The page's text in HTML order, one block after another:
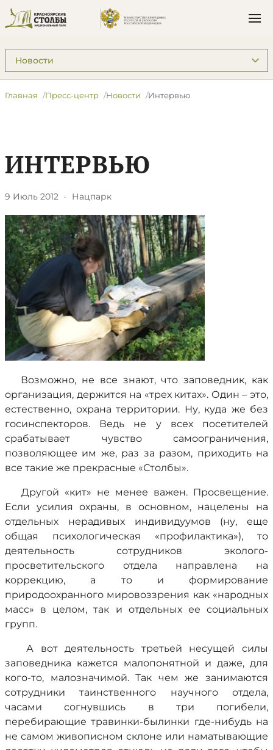
Подразделы: Пресс-центр
Главная Пресс-центр Новости Интервью
ИНТЕРВЬЮ
9 Июль 2012 · Нацпарк
Возможно, не все знают, что заповедник, как
организация, держится на «трех китах». Один – это,
естественно, охрана территории. Ну, куда же без
госинспекторов. Ведь не у всех посетителей
срабатывает чувство самоограничения,
позволяющее им же, раз за разом, приходить на
все такие же прекрасные «Столбы».
Другой «кит» не менее важен. Просвещение.
Если усилия охраны, в основном, нацелены на
отдельных нерадивых индивидуумов (ну, еще
общая психологическая «профилактика»), то
деятельность сотрудников эколого-
просветительского отдела направлена на
коррекцию, а то и формирование
природоохранного мировоззрения как «народных
масс» в целом, так и отдельных ее социальных
групп.
А вот деятельность третьей несущей силы
заповедника кажется малопонятной и даже, для
кого-то, малозначимой. Так чем же занимаются
сотрудники таинственного научного отдела,
часами согнувшись в три погибели,
перебирающие травинки-былинки где-нибудь на
не самом живописном склоне или наматывающие